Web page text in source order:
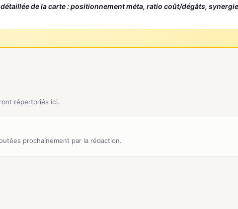
de la carte : positionnement méta, ratio coût/dégâts,
répertoriés ici.
prochainement par la rédaction.